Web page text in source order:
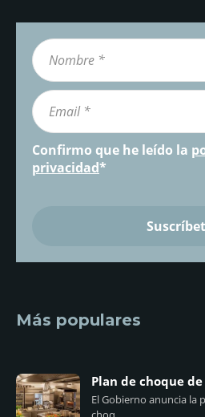
Confirmo que he leído la
privacidad*
Más populares
Plan de choque
El Gobierno anuncia la